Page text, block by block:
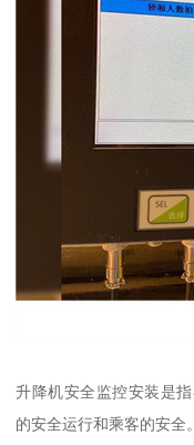
升降机安全监控安装是
的安全运行和乘客的安全。